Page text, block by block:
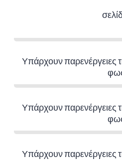
Υπάρχουν παρενέργειες
Υπάρχουν παρενέργειες
Υπάρχουν παρενέργειες